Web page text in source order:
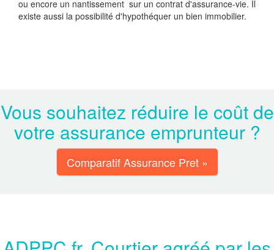
ou encore un nantissement sur un contrat d'assurance-vie. Il
existe aussi la possibilité d'hypothéquer un bien immobilier.
Vous souhaitez réduire le coût de
votre assurance emprunteur ?
Comparatif Assurance Pret »